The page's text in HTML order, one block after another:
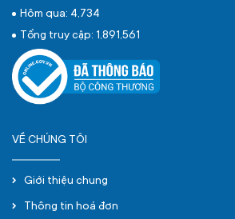
Hôm qua: 4,734
Tổng truy cập: 1,891,561
VỀ CHÚNG TÔI
Giới thiệu chung
Thông tin hoá đơn